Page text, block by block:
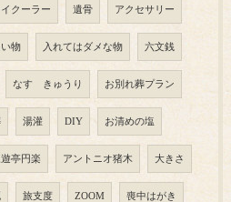
イクーラー 遺骨 アクセサリー
い物 入れてはダメな物 六文銭
なす きゅうり お別れ葬プラン
湯灌 DIY お清めの塩
遊亭円楽 アントニオ猪木 大きさ
旅支度 ZOOM 喪中はがき